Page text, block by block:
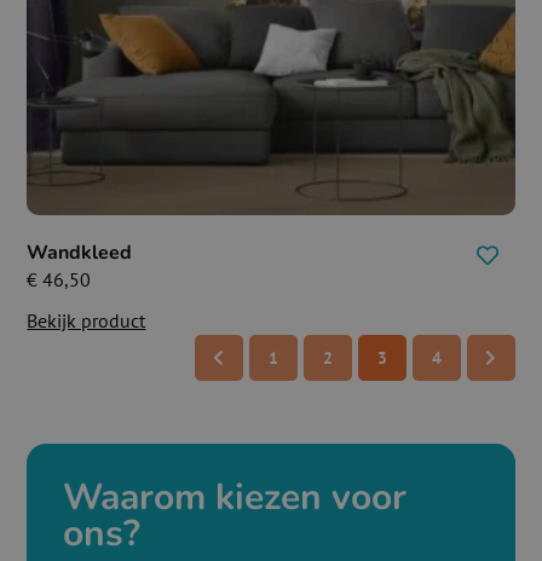
Wandkleed
€ 46,50
Bekijk product
1 2 3 4
Waarom kiezen voor
ons?